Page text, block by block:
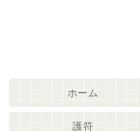
ホーム
護符